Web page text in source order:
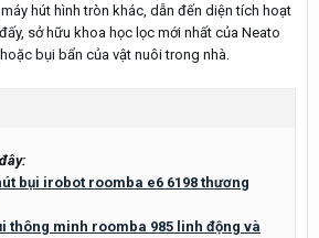
hút hình tròn khác, dẫn đến diện tích hoạt
sở hữu khoa học lọc mới nhất của Neato
bụi bẩn của vật nuôi trong nhà.
bụi irobot roomba e6 6198 thương
thông minh roomba 985 linh động và